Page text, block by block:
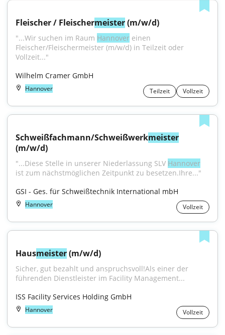
Fleischer / Fleischermeister (m/w/d)
"...Wir suchen im Raum Hannover einen
Fleischer/Fleischermeister (m/w/d) in Teilzeit oder
Vollzeit..."
Wilhelm Cramer GmbH
Hannover Teilzeit Vollzeit
Schweißfachmann/Schweißwerkmeister
(m/w/d)
"...Diese Stelle in unserer Niederlassung SLV Hannover
ist zum nächstmöglichen Zeitpunkt zu besetzen.Ihre..."
GSI - Ges. für Schweißtechnik International mbH
Hannover Vollzeit
Hausmeister (m/w/d)
Sicher, gut bezahlt und anspruchsvoll!Als einer der
führenden Dienstleister im Facility Management...
ISS Facility Services Holding GmbH
Hannover Vollzeit